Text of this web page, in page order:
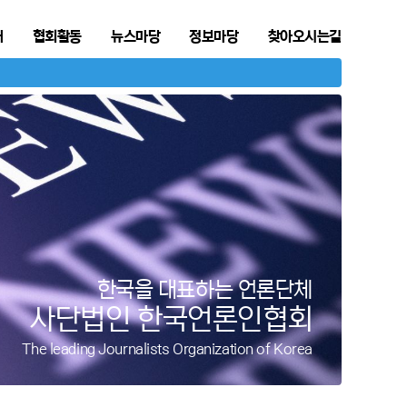
협회활동 뉴스마당 정보마당 찾아오시는길